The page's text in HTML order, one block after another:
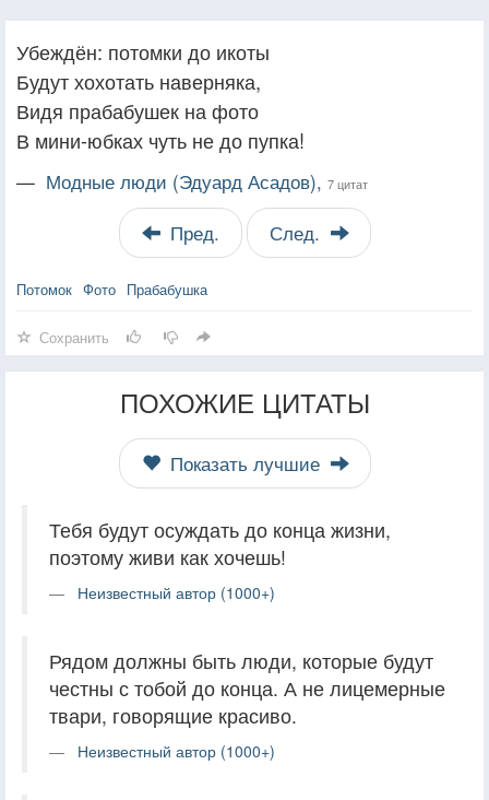
Убеждён: потомки до икоты
Будут хохотать наверняка,
Видя прабабушек на фото
В мини-юбках чуть не до пупка!
— Модные люди (Эдуард Асадов), 7 цитат
Пред. След.
Потомок Фото Прабабушка
Сохранить
ПОХОЖИЕ ЦИТАТЫ
Показать лучшие
Тебя будут осуждать до конца жизни,
поэтому живи как хочешь!
Неизвестный автор (1000+)
Рядом должны быть люди, которые будут
честны с тобой до конца. А не лицемерные
твари, говорящие красиво.
Неизвестный автор (1000+)